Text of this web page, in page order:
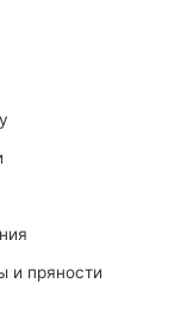
и пряности